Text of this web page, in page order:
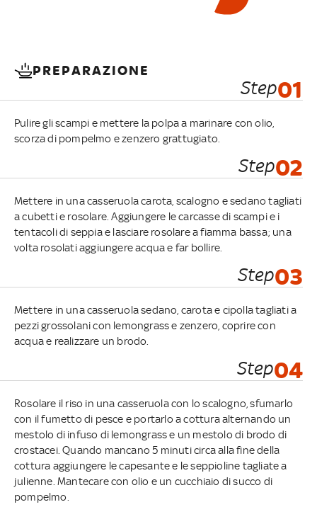
PREPARAZIONE
Step01
Pulire gli scampi e mettere la polpa a marinare con olio,
scorza di pompelmo e zenzero grattugiato.
Step02
Mettere in una casseruola carota, scalogno e sedano tagliati
a cubetti e rosolare. Aggiungere le carcasse di scampi e i
tentacoli di seppia e lasciare rosolare a fiamma bassa; una
volta rosolati aggiungere acqua e far bollire.
Step03
Mettere in una casseruola sedano, carota e cipolla tagliati a
pezzi grossolani con lemongrass e zenzero, coprire con
acqua e realizzare un brodo.
Step04
Rosolare il riso in una casseruola con lo scalogno, sfumarlo
con il fumetto di pesce e portarlo a cottura alternando un
mestolo di infuso di lemongrass e un mestolo di brodo di
crostacei. Quando mancano 5 minuti circa alla fine della
cottura aggiungere le capesante e le seppioline tagliate a
julienne. Mantecare con olio e un cucchiaio di succo di
pompelmo.